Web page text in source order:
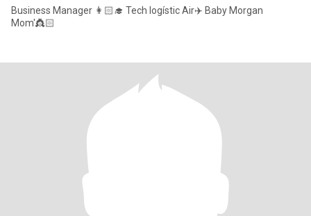
Business Manager 👩🏻‍🎓 Tech logístic Air✈️ Baby Morgan
Mom'👸🏻